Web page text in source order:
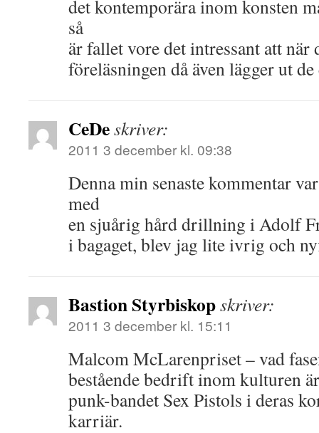
det kontemporära inom konsten
så
är fallet vore det intressant att
föreläsningen då även lägger ut
CeDeskriver:
2011 3 december kl. 09:38
Denna min senaste kommentar
med
en sjuårig hård drillning i Adolf
i bagaget, blev jag lite ivrig och
Bastion Styrbiskopskriver:
2011 3 december kl. 15:11
Malcom McLarenpriset – vad
bestående bedrift inom kulturen
punk-bandet Sex Pistols i deras
karriär.